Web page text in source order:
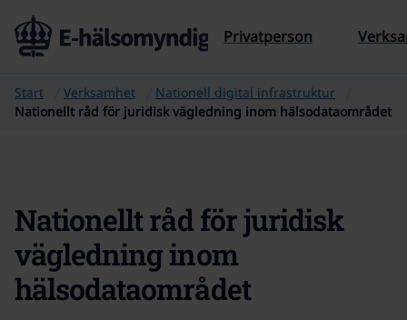
Till sidans innehåll
Privatperson
Start Verksamhet
Nationell digital infrastruktur
Nationellt råd för juridisk vägledning inom hälsodataområdet
Nationellt råd för juridisk
vägledning inom
hälsodataområdet